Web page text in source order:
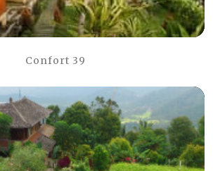
Confort 39